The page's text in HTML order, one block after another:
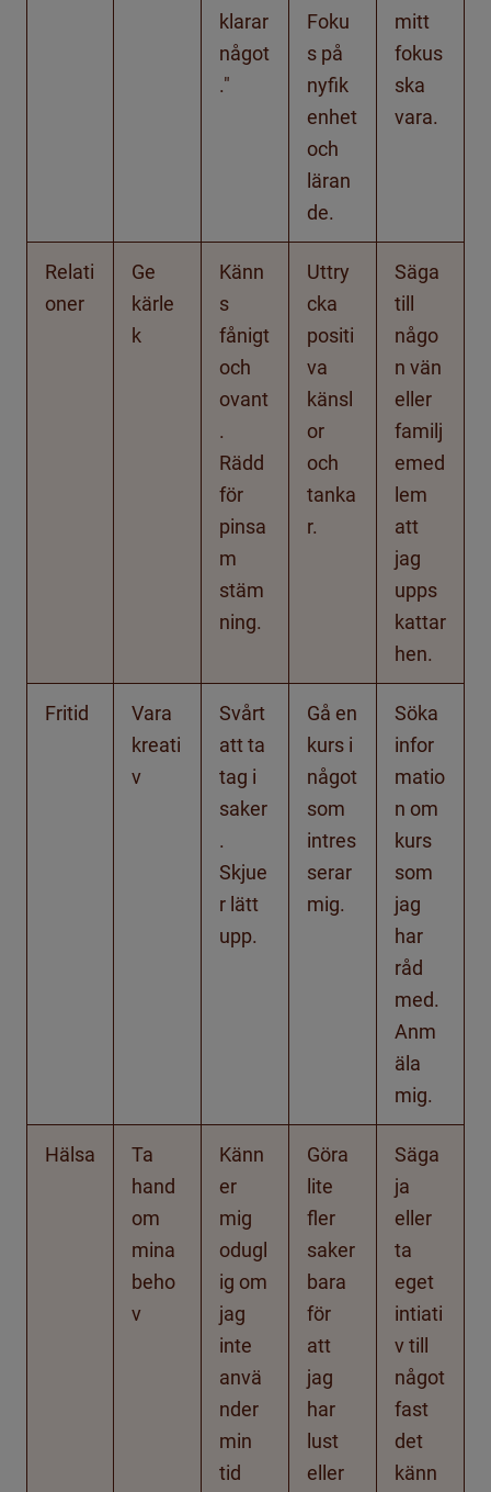
klarar
något
."
Foku
s på
nyfik
enhet
och
läran
de.
mitt
fokus
ska
vara.
Relati
oner
Ge
kärle
k
Känn
s
fånigt
och
ovant
.
Rädd
för
pinsa
m
stäm
ning.
Uttry
cka
positi
va
känsl
or
och
tanka
r.
Säga
till
någo
n vän
eller
familj
emed
lem
att
jag
upps
kattar
hen.
Fritid
Vara
kreati
v
Svårt
att ta
tag i
saker
.
Skjue
r lätt
upp.
Gå en
kurs i
något
som
intres
serar
mig.
Söka
infor
matio
n om
kurs
som
jag
har
råd
med.
Anm
äla
mig.
Hälsa
Ta
hand
om
mina
beho
v
Känn
er
mig
odugl
ig om
jag
inte
anvä
nder
min
tid
Göra
lite
fler
saker
bara
för
att
jag
har
lust
eller
Säga
ja
eller
ta
eget
intiati
v till
något
fast
det
känn